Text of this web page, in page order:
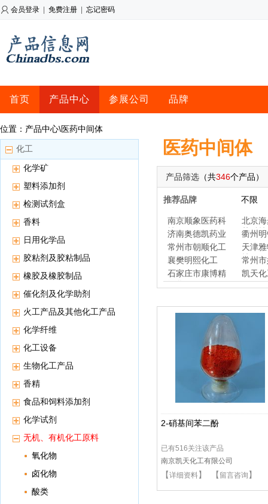
会员登录 免费注册 忘记密码
首页 产品中心 参展公司 品牌
位置：产品中心\医药中间体
化工
化学矿
塑料添加剂
检测试剂盒
香料
日用化学品
胶粘剂及胶粘制品
橡胶及橡胶制品
催化剂及化学助剂
火工产品及其他化工产品
化学纤维
化工设备
生物化工产品
香精
食品和饲料添加剂
化学试剂
无机、有机化工原料
氧化物
卤化物
酸类
医药中间体
产品筛选 （共346个产品）
推荐品牌 不限
南京顺象医药科
技
北京
药科
济南奥德凯药业
衢州
常州市朝顺化工
天津
技
襄樊明熙化工
常州
石家庄市康博精
细化工
凯天
2-硝基间苯二酚
已有516关注该产品
南京凯天化工有限公司
【详细资料】 【 留言咨询 】